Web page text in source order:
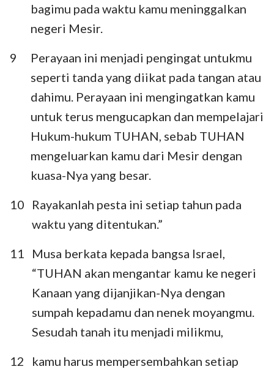
bagimu pada waktu kamu meninggalkan
negeri Mesir.
9
Perayaan ini menjadi pengingat untukmu
seperti tanda yang diikat pada tangan atau
dahimu. Perayaan ini mengingatkan kamu
untuk terus mengucapkan dan mempelajari
Hukum-hukum TUHAN, sebab TUHAN
mengeluarkan kamu dari Mesir dengan
kuasa-Nya yang besar.
10
Rayakanlah pesta ini setiap tahun pada
waktu yang ditentukan.”
11
Musa berkata kepada bangsa Israel,
“TUHAN akan mengantar kamu ke negeri
Kanaan yang dijanjikan-Nya dengan
sumpah kepadamu dan nenek moyangmu.
Sesudah tanah itu menjadi milikmu,
12
kamu harus mempersembahkan setiap